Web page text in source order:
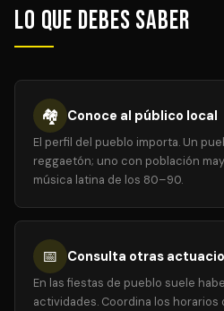
Lo que debes saber
🏘️ Conoce al público local
El perfil del pueblo importa. Un
reggaetón; uno con población
música latina de los 80–90.
📅 Consulta otras
En las fiestas de pueblo suele
actividades. Coordina los horarios